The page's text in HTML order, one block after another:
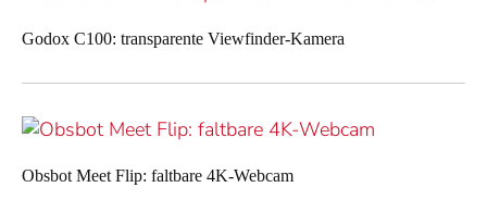
Godox C100: transparente Viewfinder-Kamera
Obsbot Meet Flip: faltbare 4K-Webcam